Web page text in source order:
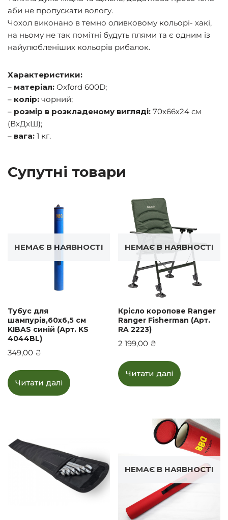
аби не пропускати вологу.
Чохол виконано в темно оливковому кольорі- хакі,
на ньому не так помітні будуть плями та є одним із
найулюбленіших кольорів рибалок.
Характеристики:
– матеріал: Oxford 600D;
– колір: чорний;
– розмір в розкладеному вигляді: 70х66х24 см
(ВхДхШ);
– вага: 1 кг.
Супутні товари
НЕМАЄ В НАЯВНОСТІ
Тубус для
шампурів,60х6,5 см
KIBAS синій (Арт. KS
4044BL)
349,00 ₴
Читати далі
НЕМАЄ В НАЯВНОСТІ
Крісло коропове Ranger
Ranger Fisherman (Арт.
RA 2223)
2 199,00 ₴
Читати далі
НЕМАЄ В НАЯВНОСТІ